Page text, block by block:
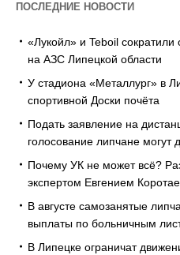
ПОСЛЕДНИЕ НОВОСТИ
«Лукойл» и Teboil
на АЗС Липецкой области
У стадиона «Металлург» в
спортивной Доски почёта
Подать заявление на
голосование липчане могут
Почему УК не может всё?
экспертом Евгением
В августе самозанятые
выплаты по больничным
В Липецке ограничат